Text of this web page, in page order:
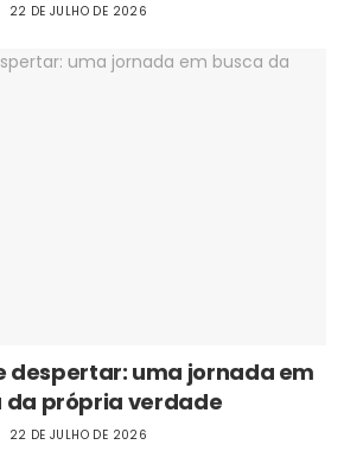
22 DE JULHO DE 2026
despertar: uma jornada em
da própria verdade
22 DE JULHO DE 2026